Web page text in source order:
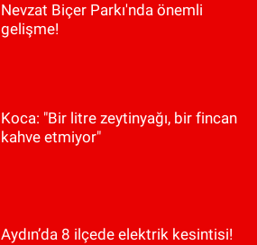
Nevzat Biçer Parkı'nda önemli
gelişme!
Koca: "Bir litre zeytinyağı, bir fincan
kahve etmiyor"
Aydın’da 8 ilçede elektrik kesintisi!